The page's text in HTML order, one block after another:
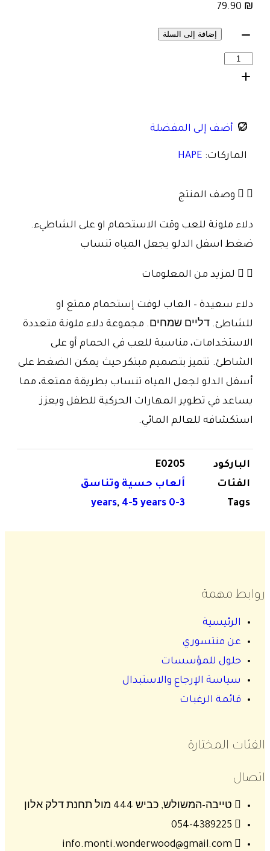
79.90 ₪
إضافة إلى السلة
أضف إلى المفضلة
الماركات: HAPE
وصف المنتج
دلاء ملونة للعب وقت الاستحمام او على الشاطيء.
ضغط اسفل الدلو يجعل المياه تنساب
لمزيد من المعلومات
دلاء سعيدة – العاب لوفت إستحمام ممتع او
للشاطئ. דליים שמחים. مجموعة دلاء ملونة متعددة
الاستخدامات، مناسبة للعب في الحمام أو على
الشاطئ. تتميز بتصميم مبتكر حيث يمكن الضغط على
أسفل الدلو لجعل المياه تنساب بطريقة ممتعة، مما
يساعد في تطوير المهارات الحركية للطفل ويعزز
استكشافه للعالم المائي.
الباركود
E0205
الفئات
ألعاب حسية وتناسق
Tags
0-3 years
, 4-5 years
روابط مهمة
الرئيسية
عن منتسوري
حلول للمؤسسات
سياسة الإرجاع والاستبدال
قائمة الرغبات
الفئات المختارة
اتصال
טייבה-המשולש, כביש 444 מול תחנת דלק אלון
054-4389225
info.monti.wonderwood@gmail.com